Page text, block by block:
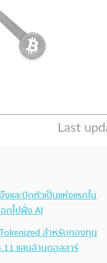
และปิดตัวเป็นแห่งแรกใน
กไปฝั่ง AI
สำหรับกองทุน
แสนล้านดอลลาร์